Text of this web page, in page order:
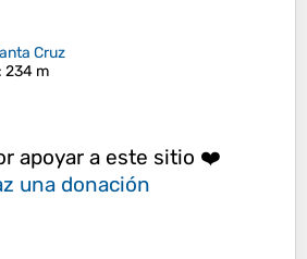
Cruz
: 234 m
apoyar a este sitio ❤️
una donación